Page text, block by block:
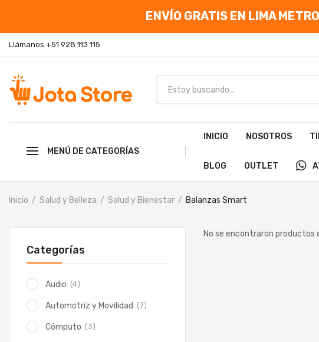
ENVÍO GRATIS EN LIMA
Llámanos +51 928 113 115
MENÚ DE CATEGORÍAS
INICIO NOSOTROS
BLOG OUTLET
Inicio Salud y Belleza Salud y Bienestar Balanzas Smart
No se encontraron productos
Categorías
Audio (4)
Automotriz y Movilidad (7)
Cómputo (3)